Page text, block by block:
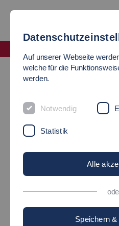
IT-News
AKTUELLES
IT-
DER
Auf unserer Webseite
welche für die
werden.
Notwendig
Statistik
Alle
Speichern